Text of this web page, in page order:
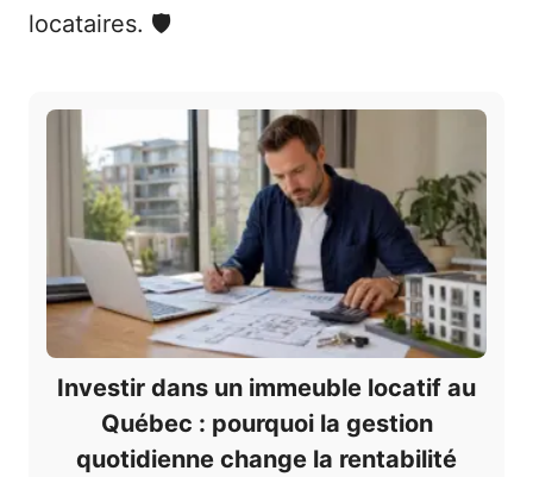
locataires. 🛡️
Investir dans un immeuble locatif au
Québec : pourquoi la gestion
quotidienne change la rentabilité